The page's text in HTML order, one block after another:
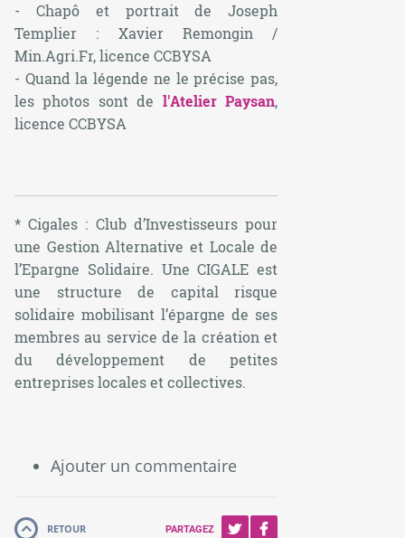
- Chapô et portrait de Joseph
Templier : Xavier Remongin /
Min.Agri.Fr, licence CCBYSA
- Quand la légende ne le précise pas,
les photos sont de l'Atelier Paysan,
licence CCBYSA
* Cigales : Club d’Investisseurs pour
une Gestion Alternative et Locale de
l’Epargne Solidaire. Une CIGALE est
une structure de capital risque
solidaire mobilisant l’épargne de ses
membres au service de la création et
du développement de petites
entreprises locales et collectives.
Ajouter un commentaire
RETOUR PARTAGEZ